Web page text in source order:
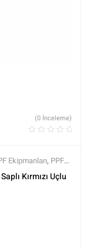
(0 İnceleme)
Ekipmanları, PPF
Kırmızı Uçlu